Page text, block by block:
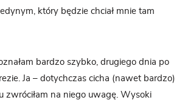
który będzie chciał mnie tam
bardzo szybko, drugiego dnia po
Ja – dotychczas cicha (nawet bardzo)
zwróciłam na niego uwagę. Wysoki